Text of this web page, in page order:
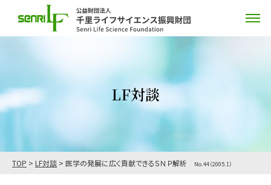
LF対談
TOP > LF対談 > 医学の発展に広く貢献できるＳＮＰ解析 No.44（2005.1）